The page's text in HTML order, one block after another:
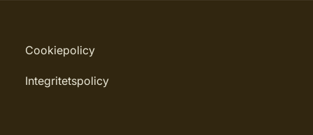
Cookiepolicy
Integritetspolicy